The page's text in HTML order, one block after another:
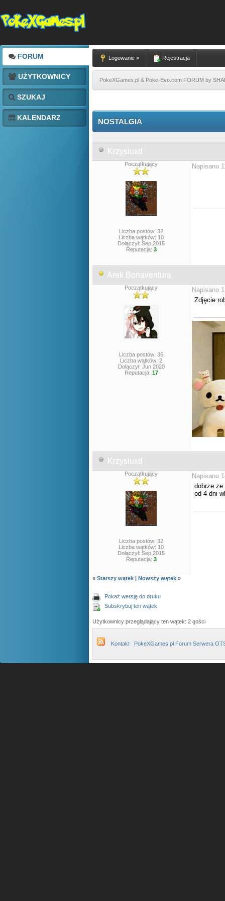
FORUM
UŻYTKOWNICY
SZUKAJ
KALENDARZ
Logowanie » Rejestracja
PokeXGames.pl & Poke-Evo.com FORUM by
NOSTALGIA
Krzysiuxd
Początkujący
Liczba postów: 32
Liczba wątków: 10
Dołączył: Sep 2015
Reputacja: 3
Napisano
Arek Bonaventura
Początkujący
Liczba postów: 35
Liczba wątków: 2
Dołączył: Jun 2020
Reputacja: 17
Napisano
Zdjęcie
Krzysiuxd
Początkujący
Liczba postów: 32
Liczba wątków: 10
Dołączył: Sep 2015
Reputacja: 3
Napisano
dobrze ze
od 4 dni
« Starszy wątek | Nowszy wątek »
Pokaż wersję do druku
Subskrybuj ten wątek
Użytkownicy przeglądający ten wątek: 2 gości
Kontakt PokeXGames.pl Forum Serwera